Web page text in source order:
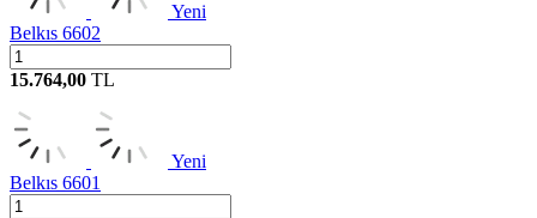
Yeni
Belkıs 6602
15.764,00 TL
Yeni
Belkıs 6601